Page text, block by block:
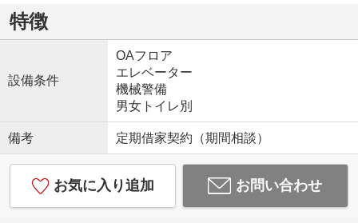
特徴
設備条件
OAフロア
エレベーター
機械警備
男女トイレ別
備考 定期借家契約（期間相談）
お気に入り追加 お問い合わせ